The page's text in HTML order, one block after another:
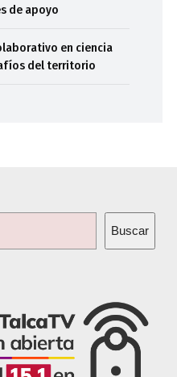
de apoyo
en ciencia
del territorio
Buscar